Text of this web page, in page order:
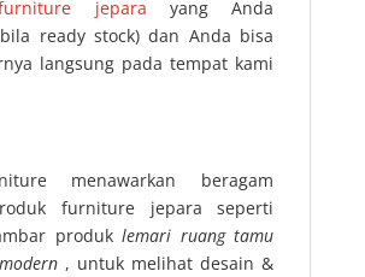
jepara yang Anda
ready stock) dan Anda bisa
langsung pada tempat kami
menawarkan beragam
furniture jepara seperti
produklemari ruang tamu
, untuk melihat desain &